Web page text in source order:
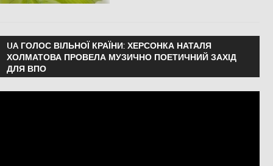
UA ГОЛОС ВІЛЬНОЇ КРАЇНИ: ХЕРСОНКА НАТАЛЯ
ХОЛМАТОВА ПРОВЕЛА МУЗИЧНО ПОЕТИЧНИЙ ЗАХІД
ДЛЯ ВПО